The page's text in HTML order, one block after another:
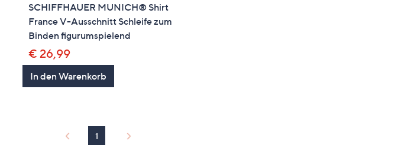
SCHIFFHAUER MUNICH® Shirt
France V-Ausschnitt Schleife zum
Binden figurumspielend
€ 26,99
In den Warenkorb
1